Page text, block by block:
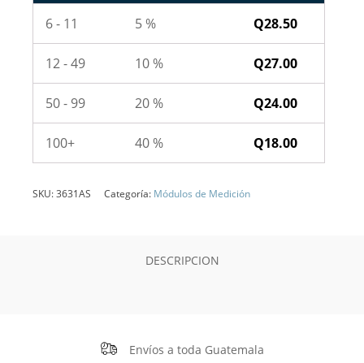
6 - 11 5 % Q28.50
12 - 49 10 % Q27.00
50 - 99 20 % Q24.00
100+ 40 % Q18.00
SKU:3631AS Categoría: Módulos de Medición
DESCRIPCION
Envíos a toda Guatemala